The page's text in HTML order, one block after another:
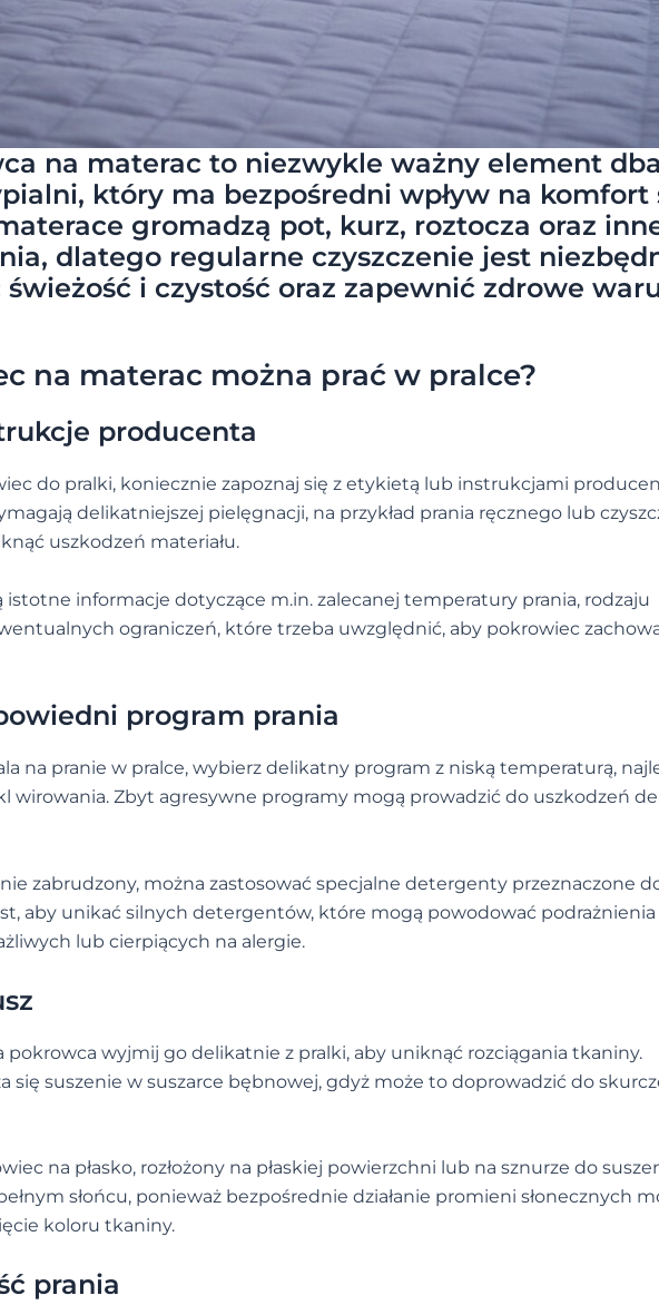
na materac to niezwykle ważny element
który ma bezpośredni wpływ na komfort
gromadzą pot, kurz, roztocza oraz
dlatego regularne czyszczenie jest
i czystość oraz zapewnić zdrowe
na materac można prać w pralce?
producenta
do pralki, koniecznie zapoznaj się z etykietą lub instrukcjami
delikatniejszej pielęgnacji, na przykład prania ręcznego lub
uszkodzeń materiału.
istotne informacje dotyczące m.in. zalecanej temperatury prania, rodzaju
ograniczeń, które trzeba uwzględnić, aby pokrowiec
program prania
na pranie w pralce, wybierz delikatny program z niską temperaturą,
wirowania. Zbyt agresywne programy mogą prowadzić do uszkodzeń
zabrudzony, można zastosować specjalne detergenty przeznaczone
aby unikać silnych detergentów, które mogą powodować podrażnienia
lub cierpiących na alergie.
pokrowca wyjmij go delikatnie z pralki, aby uniknąć rozciągania tkaniny.
się suszenie w suszarce bębnowej, gdyż może to doprowadzić do
na płasko, rozłożony na płaskiej powierzchni lub na sznurze do
słońcu, ponieważ bezpośrednie działanie promieni słonecznych
koloru tkaniny.
prania